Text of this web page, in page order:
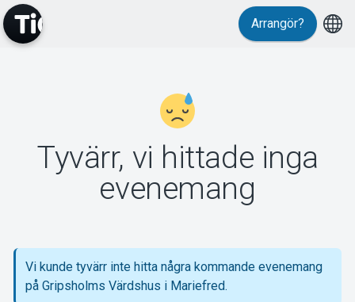
Support
Om Tickster
Arrangör?
Tyvärr, vi hittade inga
evenemang
Vi kunde tyvärr inte hitta några kommande evenemang
på Gripsholms Värdshus i Mariefred.